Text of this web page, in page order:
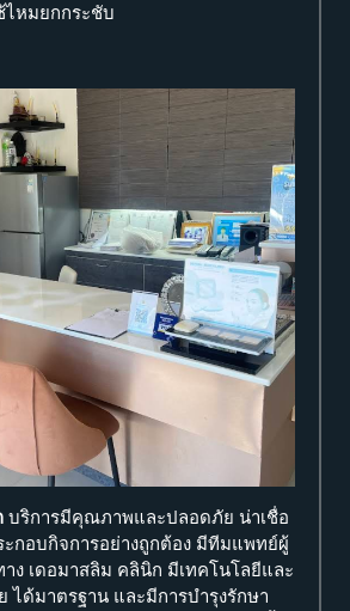
ไหมยกกระชับ
บริการมีคุณภาพและปลอดภัย น่าเชื่อ
กอบกิจการอย่างถูกต้อง มีทีมแพทย์ผู้
ง เดอมาสลิม คลินิก มีเทคโนโลยีและ
ได้มาตรฐาน และมีการบำรุงรักษา